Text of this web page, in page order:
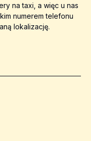
na taxi, a więc u nas
numerem telefonu
lokalizację.